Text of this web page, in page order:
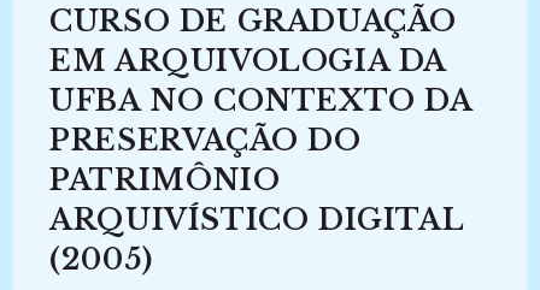
CURSO DE GRADUAÇÃO
EM ARQUIVOLOGIA DA
UFBA NO CONTEXTO DA
PRESERVAÇÃO DO
PATRIMÔNIO
ARQUIVÍSTICO DIGITAL
(2005)